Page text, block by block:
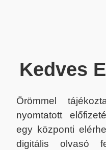
Kedves
Örömmel
nyomtatott
egy központi
digitális olvasó